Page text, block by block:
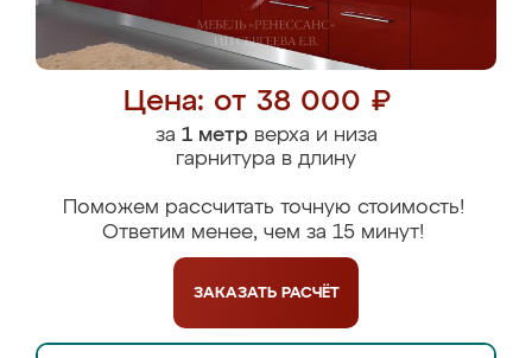
Цена: от 38 000 ₽
за 1 метрверха и низа
гарнитура в длину
Поможем рассчитать точную стоимость!
Ответим менее, чем за 15 минут!
ЗАКАЗАТЬ РАСЧЁТ